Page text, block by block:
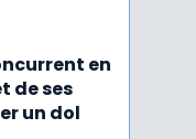
en
de ses
un dol